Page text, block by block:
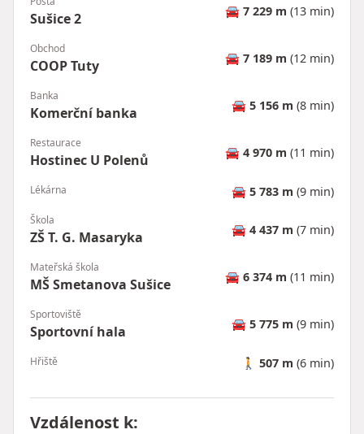
Sušice 2 🚘 7 229 m (13 min)
Obchod
COOP Tuty 🚘 7 189 m (12 min)
Banka
Komerční banka 🚘 5 156 m (8 min)
Restaurace
Hostinec U Polenů 🚘 4 970 m (11 min)
Lékárna 🚘 5 783 m (9 min)
Škola
ZŠ T. G. Masaryka 🚘 4 437 m (7 min)
Mateřská škola
MŠ Smetanova Sušice 🚘 6 374 m (11 min)
Sportoviště
Sportovní hala 🚘 5 775 m (9 min)
Hřiště 🚶 507 m (6 min)
Vzdálenost k: